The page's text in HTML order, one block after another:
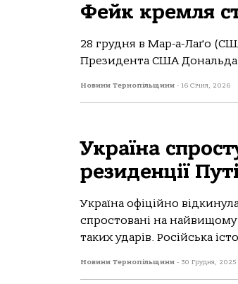
Фейк кремля
28 грудня в Мар-а-Лаґо
Президента США Дональда
Новини Тернопільщини - 16 Січня, 2026
Україна
резиденції
Україна офіційно
спростовані на
таких ударів. Російська
Новини Тернопільщини - 30 Грудня, 2025